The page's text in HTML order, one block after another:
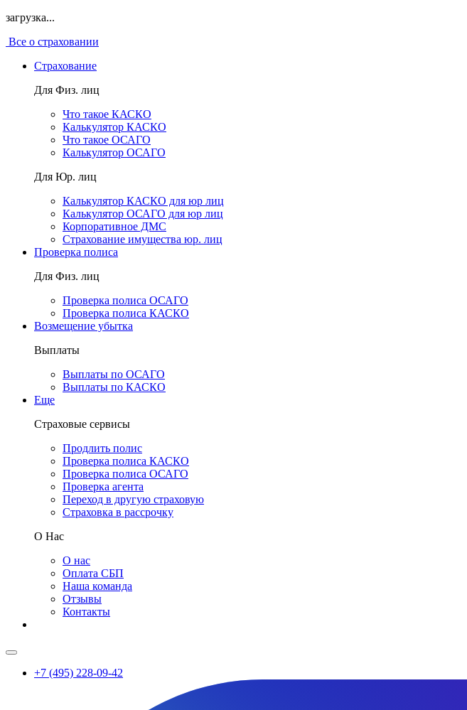
загрузка...
Все о страховании
Страхование
Для Физ. лиц
Что такое КАСКО
Калькулятор КАСКО
Что такое ОСАГО
Калькулятор ОСАГО
Для Юр. лиц
Калькулятор КАСКО для юр лиц
Калькулятор ОСАГО для юр лиц
Корпоративное ДМС
Страхование имущества юр. лиц
Проверка полиса
Для Физ. лиц
Проверка полиса ОСАГО
Проверка полиса КАСКО
Возмещение убытка
Выплаты
Выплаты по ОСАГО
Выплаты по КАСКО
Еще
Страховые сервисы
Продлить полис
Проверка полиса КАСКО
Проверка полиса ОСАГО
Проверка агента
Переход в другую страховую
Страховка в рассрочку
О Нас
О нас
Оплата СБП
Наша команда
Отзывы
Контакты
+7 (495) 228-09-42